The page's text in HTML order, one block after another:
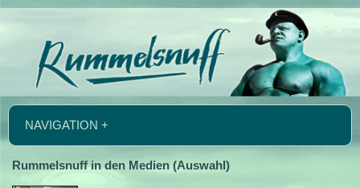
NAVIGATION +
Rummelsnuff in den Medien (Auswahl)